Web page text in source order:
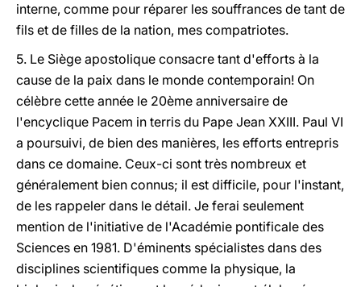
interne, comme pour réparer les souffrances de tant de
fils et de filles de la nation, mes compatriotes.
5. Le Siège apostolique consacre tant d'efforts à la
cause de la paix dans le monde contemporain! On
célèbre cette année le 20ème anniversaire de
l'encyclique Pacem in terris du Pape Jean XXIII. Paul VI
a poursuivi, de bien des manières, les efforts entrepris
dans ce domaine. Ceux-ci sont très nombreux et
généralement bien connus; il est difficile, pour l'instant,
de les rappeler dans le détail. Je ferai seulement
mention de l'initiative de l'Académie pontificale des
Sciences en 1981. D'éminents spécialistes dans des
disciplines scientifiques comme la physique, la